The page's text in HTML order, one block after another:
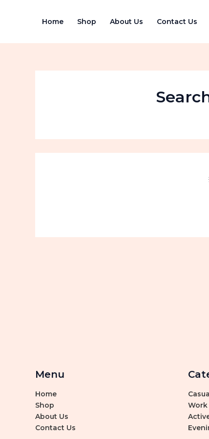
Home Shop About Us Contact Us
Menu
Home
Shop
About Us
Contact Us
Work